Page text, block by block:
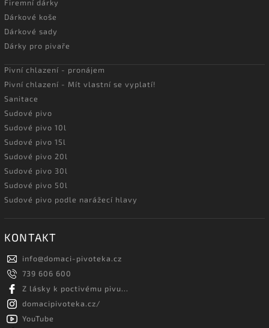
Firemní dárky
Dárkové koše
Dárkové sady
Dárky pro pivaře
Pivní chlazení - pronájem
Pivní chlazení - Mít vlastní se vyplatí!
Sanitace
Sudové pivo
Sudové pivo 10l
Sudové pivo 15l
Sudové pivo 20l
Sudové pivo 30l
Sudové pivo 50l
Sudové pivo podle narážecí hlavy
KONTAKT
info@domaci-pivoteka.cz
739 606 600
Z lásky k poctivému pivu...
domacipivoteka.cz/
YouTube